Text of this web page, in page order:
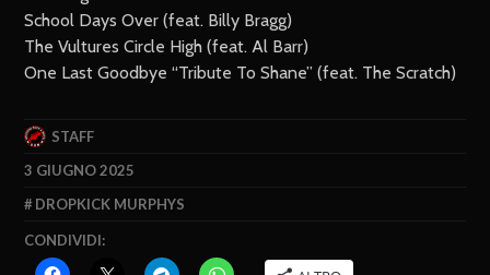
School Days Over (feat. Billy Bragg)
The Vultures Circle High (feat. Al Barr)
One Last Goodbye “Tribute To Shane” (feat. The Scratch)
STAFF
3 GIUGNO 2025
DROPKICK MURPHYS
CONDIVIDI: